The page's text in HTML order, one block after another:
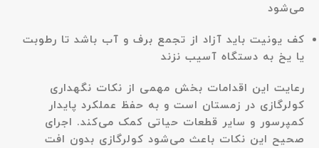
می‌شود
کف یونیت باید آزاد از تجمع برف و آب باشد تا رطوبت
یا یخ به دستگاه آسیب نزند
رعایت این اقدامات بخش مهمی از نکات نگهداری
کولرگازی در زمستان است و به حفظ عملکرد پایدار
کمپرسور و سایر قطعات حیاتی کمک می‌کند. اجرای
صحیح این نکات باعث می‌شود کولرگازی بدون افت